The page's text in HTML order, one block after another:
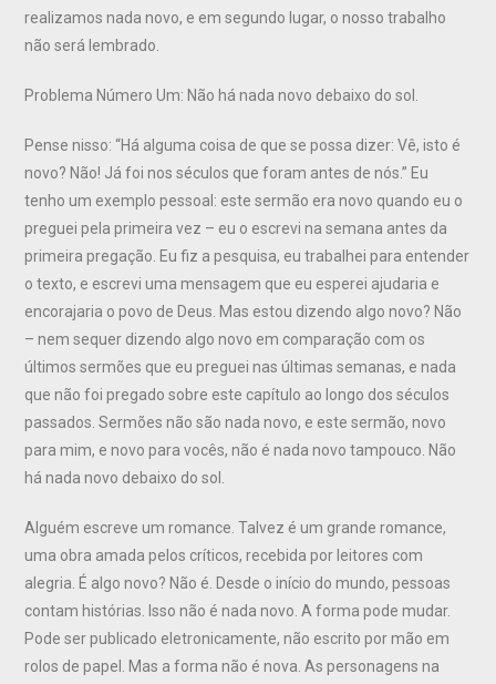
realizamos nada novo, e em segundo lugar, o nosso trabalho
não será lembrado.
Problema Número Um: Não há nada novo debaixo do sol.
Pense nisso: “Há alguma coisa de que se possa dizer: Vê, isto é
novo? Não! Já foi nos séculos que foram antes de nós.” Eu
tenho um exemplo pessoal: este sermão era novo quando eu o
preguei pela primeira vez – eu o escrevi na semana antes da
primeira pregação. Eu fiz a pesquisa, eu trabalhei para entender
o texto, e escrevi uma mensagem que eu esperei ajudaria e
encorajaria o povo de Deus. Mas estou dizendo algo novo? Não
– nem sequer dizendo algo novo em comparação com os
últimos sermões que eu preguei nas últimas semanas, e nada
que não foi pregado sobre este capítulo ao longo dos séculos
passados. Sermões não são nada novo, e este sermão, novo
para mim, e novo para vocês, não é nada novo tampouco. Não
há nada novo debaixo do sol.
Alguém escreve um romance. Talvez é um grande romance,
uma obra amada pelos críticos, recebida por leitores com
alegria. É algo novo? Não é. Desde o início do mundo, pessoas
contam histórias. Isso não é nada novo. A forma pode mudar.
Pode ser publicado eletronicamente, não escrito por mão em
rolos de papel. Mas a forma não é nova. As personagens na